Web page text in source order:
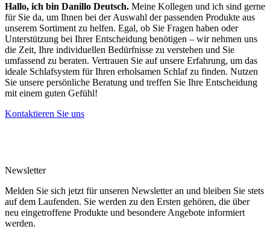
Hallo, ich bin Danillo Deutsch. Meine Kollegen und ich sind gerne
für Sie da, um Ihnen bei der Auswahl der passenden Produkte aus
unserem Sortiment zu helfen. Egal, ob Sie Fragen haben oder
Unterstützung bei Ihrer Entscheidung benötigen – wir nehmen uns
die Zeit, Ihre individuellen Bedürfnisse zu verstehen und Sie
umfassend zu beraten. Vertrauen Sie auf unsere Erfahrung, um das
ideale Schlafsystem für Ihren erholsamen Schlaf zu finden. Nutzen
Sie unsere persönliche Beratung und treffen Sie Ihre Entscheidung
mit einem guten Gefühl!
Kontaktieren Sie uns
Newsletter
Melden Sie sich jetzt für unseren Newsletter an und bleiben Sie stets
auf dem Laufenden. Sie werden zu den Ersten gehören, die über
neu eingetroffene Produkte und besondere Angebote informiert
werden.